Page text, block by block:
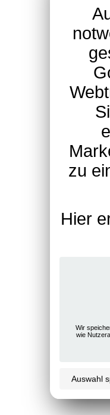
zu
Hier
Wir
wie
Auswahl